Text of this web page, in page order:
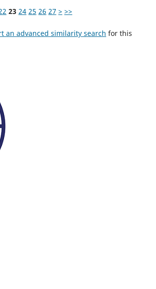
23 24 25 26 27 > >>
an advanced similarity search for this